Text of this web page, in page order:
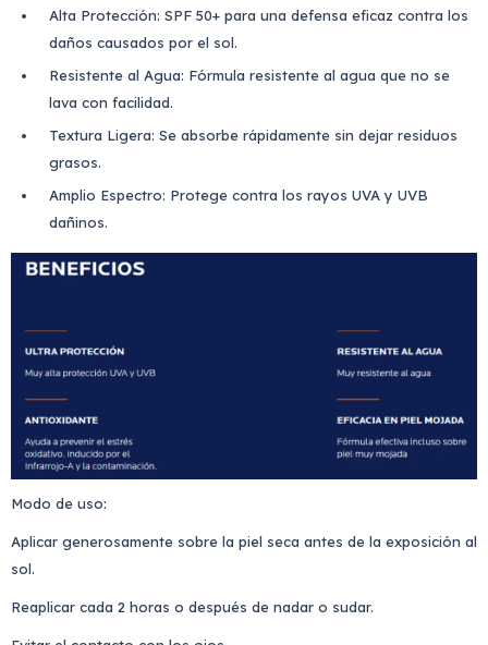
Alta Protección: SPF 50+ para una defensa eficaz contra los
daños causados por el sol.
Resistente al Agua: Fórmula resistente al agua que no se
lava con facilidad.
Textura Ligera: Se absorbe rápidamente sin dejar residuos
grasos.
Amplio Espectro: Protege contra los rayos UVA y UVB
dañinos.
Modo de uso:
Aplicar generosamente sobre la piel seca antes de la exposición al
sol.
Reaplicar cada 2 horas o después de nadar o sudar.